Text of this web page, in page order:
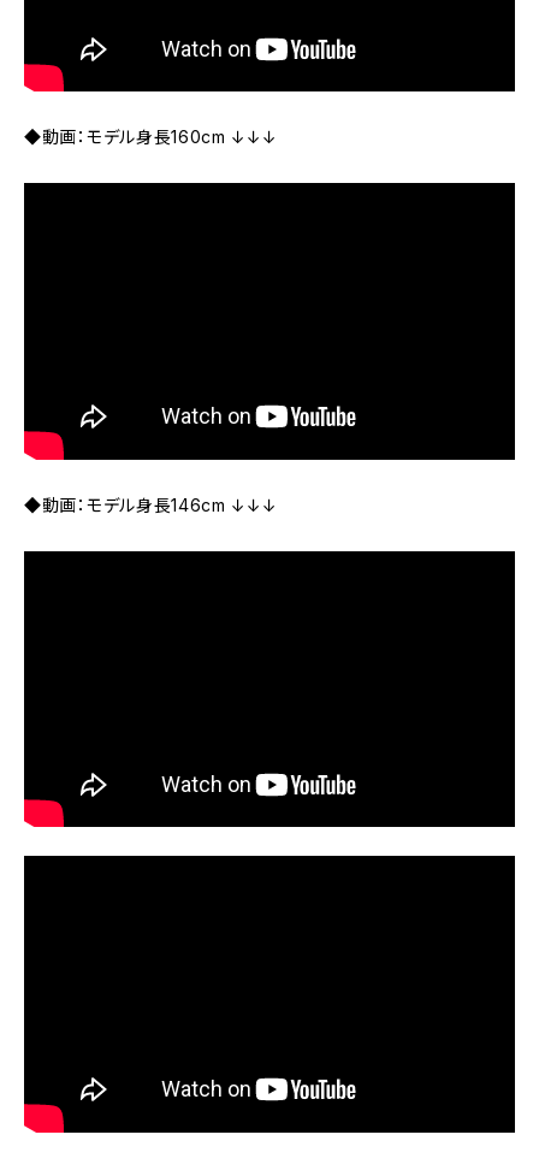
◆動画：モデル身長160cm ↓↓↓
◆動画：モデル身長146cm ↓↓↓